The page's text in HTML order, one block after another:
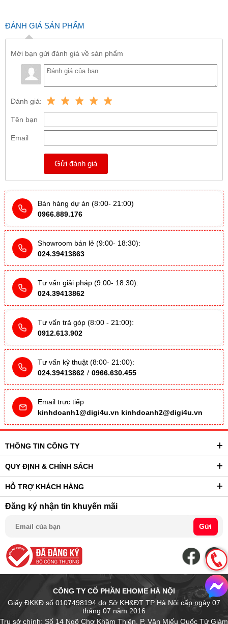
ĐÁNH GIÁ SẢN PHẨM
Mời bạn gửi đánh giá về sản phẩm
Đánh giá:
Tên bạn
Email
Gửi đánh giá
Bán hàng dự án (8:00- 21:00)
0966.889.176
Showroom bán lẻ (9:00- 18:30):
024.39413863
Tư vấn giải pháp (9:00- 18:30):
024.39413862
Tư vấn trả góp (8:00 - 21:00):
0912.613.902
Tư vấn kỹ thuật (8:00- 21:00):
024.39413862 / 0966.630.455
Email trực tiếp
kinhdoanh1@digi4u.vn kinhdoanh2@digi4u.vn
THÔNG TIN CÔNG TY
QUY ĐỊNH & CHÍNH SÁCH
HỖ TRỢ KHÁCH HÀNG
Đăng ký nhận tin khuyến mãi
Gửi
CÔNG TY CỔ PHẦN EHOME HÀ NỘI
Giấy ĐKKĐ số 0107498194 do Sở KH&ĐT TP Hà Nội cấp ngày 07
tháng 07 năm 2016
Trụ sở chính: Số 14 Ngõ Chợ Khâm Thiên, P. Văn Miếu Quốc Tử Giám